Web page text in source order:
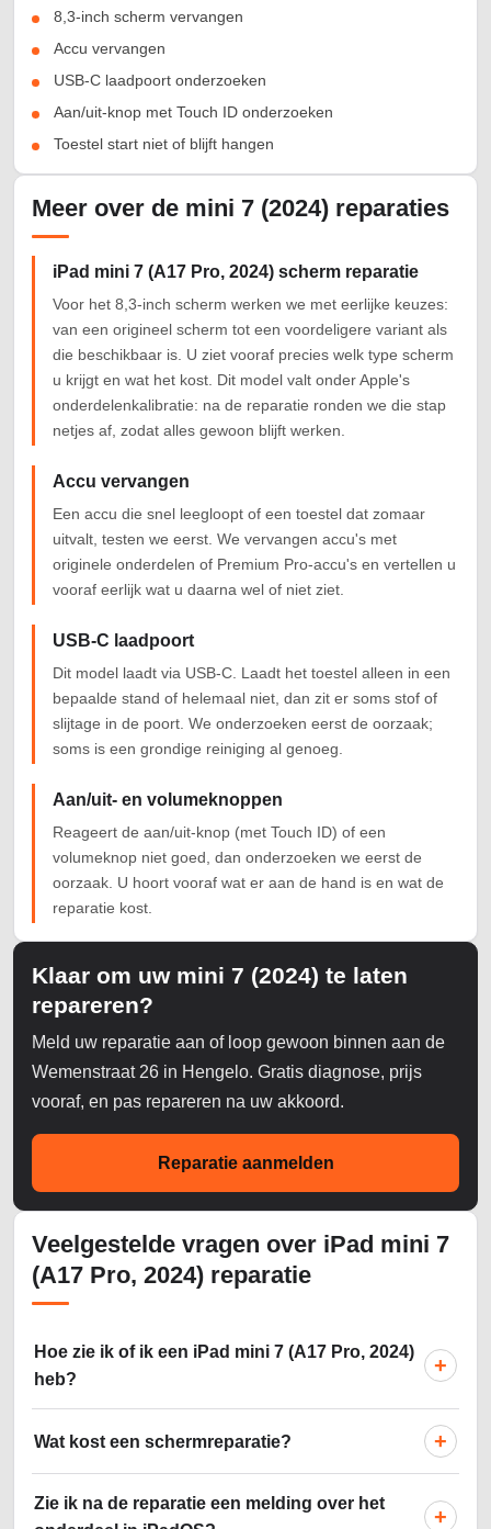
8,3-inch scherm vervangen
Accu vervangen
USB-C laadpoort onderzoeken
Aan/uit-knop met Touch ID onderzoeken
Toestel start niet of blijft hangen
Meer over de mini 7 (2024) reparaties
iPad mini 7 (A17 Pro, 2024) scherm reparatie
Voor het 8,3-inch scherm werken we met eerlijke keuzes:
van een origineel scherm tot een voordeligere variant als
die beschikbaar is. U ziet vooraf precies welk type scherm
u krijgt en wat het kost. Dit model valt onder Apple's
onderdelenkalibratie: na de reparatie ronden we die stap
netjes af, zodat alles gewoon blijft werken.
Accu vervangen
Een accu die snel leegloopt of een toestel dat zomaar
uitvalt, testen we eerst. We vervangen accu's met
originele onderdelen of Premium Pro-accu's en vertellen u
vooraf eerlijk wat u daarna wel of niet ziet.
USB-C laadpoort
Dit model laadt via USB-C. Laadt het toestel alleen in een
bepaalde stand of helemaal niet, dan zit er soms stof of
slijtage in de poort. We onderzoeken eerst de oorzaak;
soms is een grondige reiniging al genoeg.
Aan/uit- en volumeknoppen
Reageert de aan/uit-knop (met Touch ID) of een
volumeknop niet goed, dan onderzoeken we eerst de
oorzaak. U hoort vooraf wat er aan de hand is en wat de
reparatie kost.
Klaar om uw mini 7 (2024) te laten
repareren?
Meld uw reparatie aan of loop gewoon binnen aan de
Wemenstraat 26 in Hengelo. Gratis diagnose, prijs
vooraf, en pas repareren na uw akkoord.
Reparatie aanmelden
Veelgestelde vragen over iPad mini 7
(A17 Pro, 2024) reparatie
Hoe zie ik of ik een iPad mini 7 (A17 Pro, 2024)
heb?
+
Wat kost een schermreparatie? +
Zie ik na de reparatie een melding over het
+